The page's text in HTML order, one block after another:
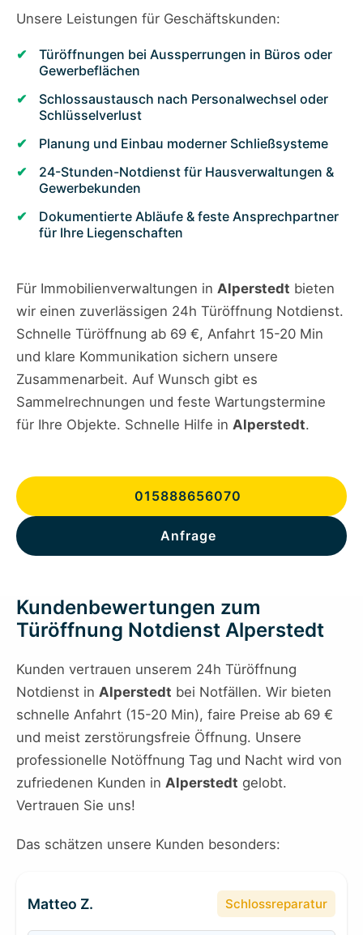
Unsere Leistungen für Geschäftskunden:
Türöffnungen bei Aussperrungen in Büros oder
Gewerbeflächen
Schlossaustausch nach Personalwechsel oder
Schlüsselverlust
Planung und Einbau moderner Schließsysteme
24-Stunden-Notdienst für Hausverwaltungen &
Gewerbekunden
Dokumentierte Abläufe & feste Ansprechpartner
für Ihre Liegenschaften
Für Immobilienverwaltungen in Alperstedt bieten
wir einen zuverlässigen 24h Türöffnung Notdienst.
Schnelle Türöffnung ab 69 €, Anfahrt 15-20 Min
und klare Kommunikation sichern unsere
Zusammenarbeit. Auf Wunsch gibt es
Sammelrechnungen und feste Wartungstermine
für Ihre Objekte. Schnelle Hilfe in Alperstedt.
015888656070
Anfrage
Kundenbewertungen zum
Türöffnung Notdienst Alperstedt
Kunden vertrauen unserem 24h Türöffnung
Notdienst in Alperstedt bei Notfällen. Wir bieten
schnelle Anfahrt (15-20 Min), faire Preise ab 69 €
und meist zerstörungsfreie Öffnung. Unsere
professionelle Notöffnung Tag und Nacht wird von
zufriedenen Kunden in Alperstedt gelobt.
Vertrauen Sie uns!
Das schätzen unsere Kunden besonders:
Matteo Z. Schlossreparatur